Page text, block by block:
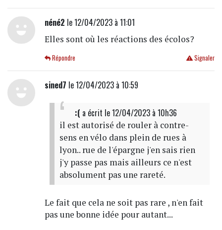
néné2 le 12/04/2023 à 11:01
Elles sont où les réactions des écolos?
Signaler
Répondre
sined7 le 12/04/2023 à 10:59
:( a écrit le 12/04/2023 à 10h36
il est autorisé de rouler à contre-
sens en vélo dans plein de rues à
lyon.. rue de l'épargne j'en sais rien
j'y passe pas mais ailleurs ce n'est
absolument pas une rareté.
Le fait que cela ne soit pas rare , n'en fait
pas une bonne idée pour autant...